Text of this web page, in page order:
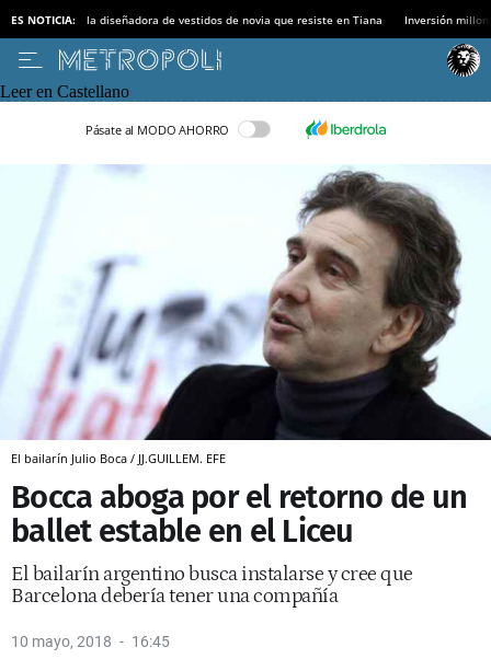
ES NOTICIA: la diseñadora de vestidos de novia que resiste en Tiana Inversión
Leer en Castellano
Pásate al MODO AHORRO
El bailarín Julio Boca / JJ.GUILLEM. EFE
Bocca aboga por el retorno de un
ballet estable en el Liceu
El bailarín argentino busca instalarse y cree que
Barcelona debería tener una compañía
10 mayo, 2018 16:45